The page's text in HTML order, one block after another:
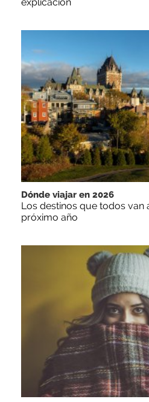
explicación
Dónde viajar en 2026
Los destinos que todos van
próximo año